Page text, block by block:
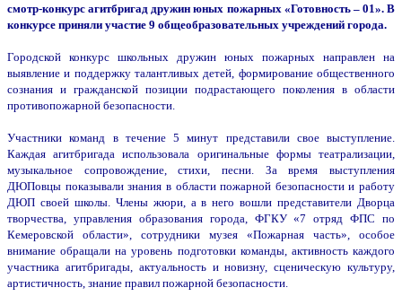
смотр-конкурс агитбригад дружин юных пожарных «Готовность – 01». В
конкурсе приняли участие 9 общеобразовательных учреждений города.
Городской конкурс школьных дружин юных пожарных направлен на
выявление и поддержку талантливых детей, формирование общественного
сознания и гражданской позиции подрастающего поколения в области
противопожарной безопасности.
Участники команд в течение 5 минут представили свое выступление.
Каждая агитбригада использовала оригинальные формы театрализации,
музыкальное сопровождение, стихи, песни. За время выступления
ДЮПовцы показывали знания в области пожарной безопасности и работу
ДЮП своей школы. Члены жюри, а в него вошли представители Дворца
творчества, управления образования города, ФГКУ «7 отряд ФПС по
Кемеровской области», сотрудники музея «Пожарная часть», особое
внимание обращали на уровень подготовки команды, активность каждого
участника агитбригады, актуальность и новизну, сценическую культуру,
артистичность, знание правил пожарной безопасности.